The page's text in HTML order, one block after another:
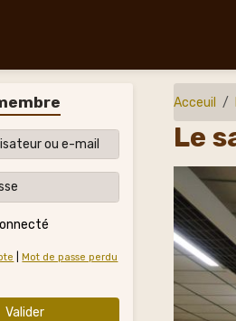
Acceuil
Le
|Mot de passe perdu
Valider